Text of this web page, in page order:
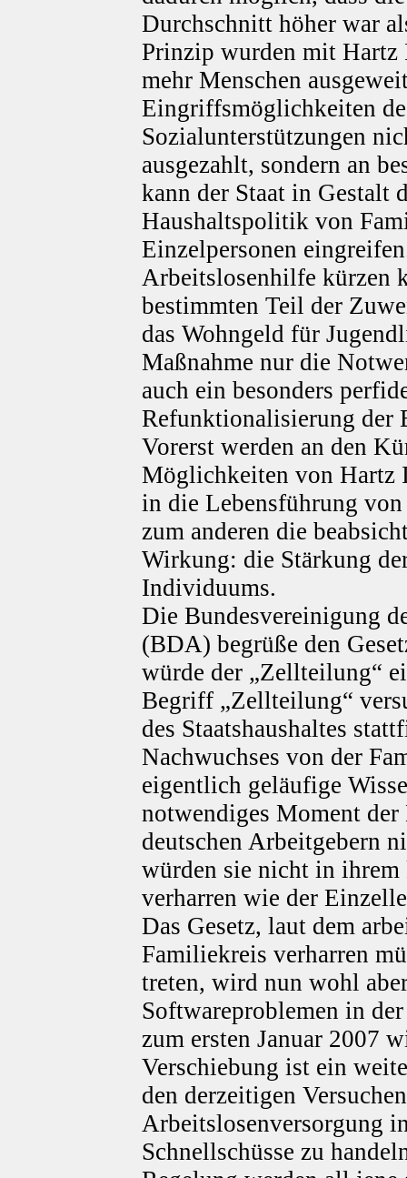
Durchschnitt höher war
Prinzip wurden mit
mehr Menschen
Eingriffsmöglichkeiten
Sozialunterstützungen
ausgezahlt, sondern an
kann der Staat in Gestalt
Haushaltspolitik von
Einzelpersonen
Arbeitslosenhilfe kürzen
bestimmten Teil der
das Wohngeld für
Maßnahme nur die
auch ein besonders
Refunktionalisierung der
Vorerst werden an den
Möglichkeiten von Hartz
in die Lebensführung
zum anderen die
Wirkung: die Stärkung
Individuums.
Die Bundesvereinigung
(BDA) begrüße den
würde der „Zellteilung“
Begriff „Zellteilung“
des Staatshaushaltes
Nachwuchses von der
eigentlich geläufige
notwendiges Moment
deutschen Arbeitgebern
würden sie nicht in
verharren wie der
Das Gesetz, laut dem
Familiekreis verharren
treten, wird nun wohl
Softwareproblemen in
zum ersten Januar 2007
Verschiebung ist ein
den derzeitigen
Arbeitslosenversorgung
Schnellschüsse zu